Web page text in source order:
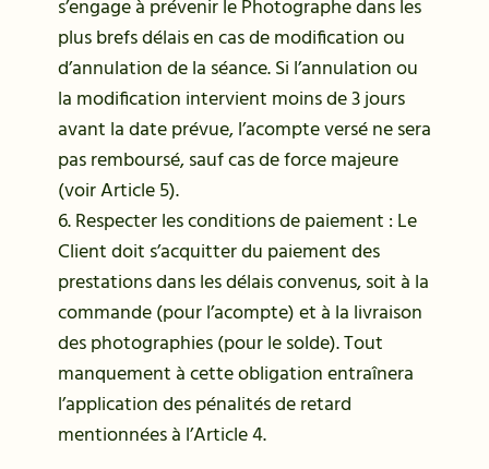
s’engage à prévenir le Photographe dans les
plus brefs délais en cas de modification ou
d’annulation de la séance. Si l’annulation ou
la modification intervient moins de 3 jours
avant la date prévue, l’acompte versé ne sera
pas remboursé, sauf cas de force majeure
(voir Article 5).
6. Respecter les conditions de paiement : Le
Client doit s’acquitter du paiement des
prestations dans les délais convenus, soit à la
commande (pour l’acompte) et à la livraison
des photographies (pour le solde). Tout
manquement à cette obligation entraînera
l’application des pénalités de retard
mentionnées à l’Article 4.